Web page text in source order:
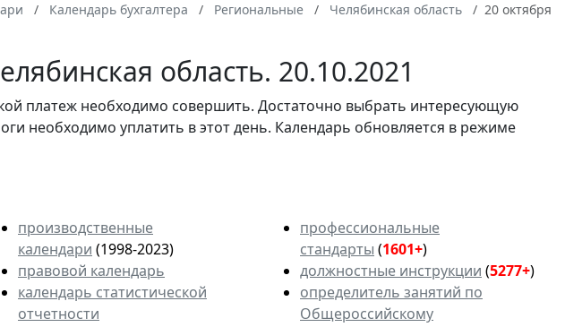
Календарь бухгалтера Региональные Челябинская область
20 октября
область. 20.10.2021
платеж необходимо совершить. Достаточно выбрать интересующую
необходимо уплатить в этот день. Календарь обновляется в режиме
производственные
календари (1998-2023)
правовой календарь
календарь статистической
отчетности
профессиональные
стандарты (1601+)
должностные инструкции (5277+)
определитель занятий по
Общероссийскому